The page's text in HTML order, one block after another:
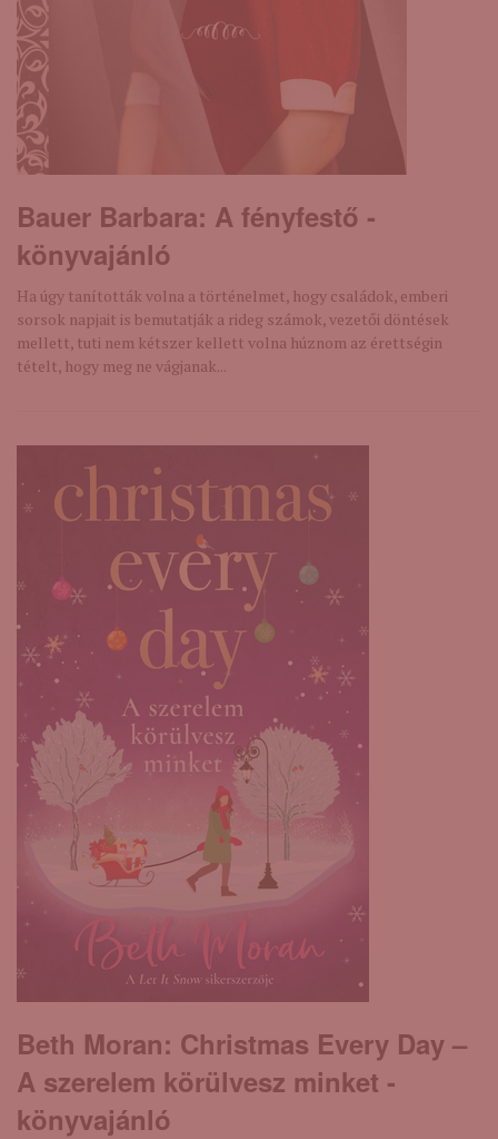
Bauer Barbara: A ​fényfestő -
könyvajánló
Ha úgy tanították volna a történelmet, hogy családok, emberi
sorsok napjait is bemutatják a rideg számok, vezetői döntések
mellett, tuti nem kétszer kellett volna húznom az érettségin
tételt, hogy meg ne vágjanak...
Beth Moran: Christmas ​Every Day –
A szerelem körülvesz minket -
könyvajánló